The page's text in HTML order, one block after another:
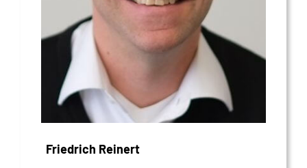
Friedrich Reinert